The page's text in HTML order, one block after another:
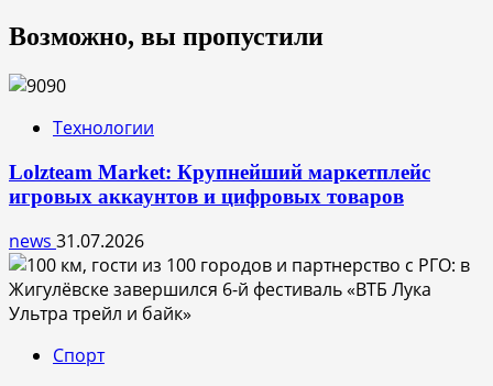
Возможно, вы пропустили
Технологии
Lolzteam Market: Крупнейший маркетплейс
игровых аккаунтов и цифровых товаров
news 31.07.2026
Спорт